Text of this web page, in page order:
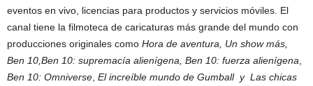
eventos en vivo, licencias para productos y servicios móviles. El
canal tiene la filmoteca de caricaturas más grande del mundo con
producciones originales como Hora de aventura, Un show más,
Ben 10,Ben 10: supremacía alienígena, Ben 10: fuerza alienígena
Ben 10: Omniverse El increíble mundo de Gumball y Las chicas